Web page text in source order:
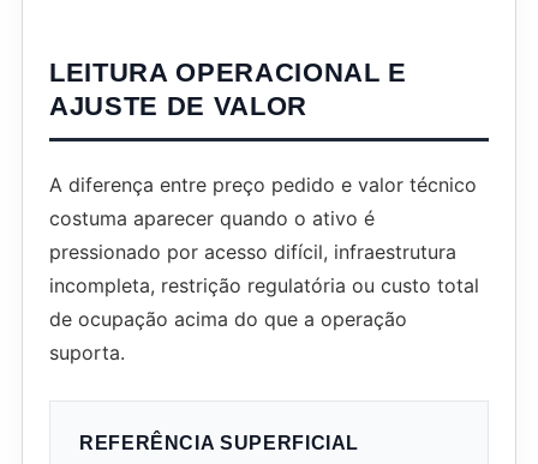
LEITURA OPERACIONAL E
AJUSTE DE VALOR
A diferença entre preço pedido e valor técnico
costuma aparecer quando o ativo é
pressionado por acesso difícil, infraestrutura
incompleta, restrição regulatória ou custo total
de ocupação acima do que a operação
suporta.
REFERÊNCIA SUPERFICIAL